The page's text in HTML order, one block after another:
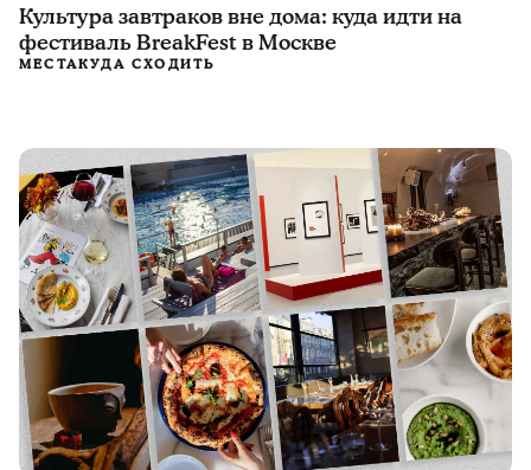
Культура завтраков вне дома: куда идти на
фестиваль BreakFest в Москве
МЕСТАКУДА СХОДИТЬ